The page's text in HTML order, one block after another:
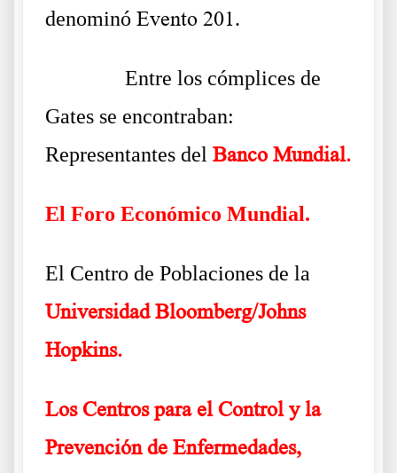
denominó Evento 201.
Entre los cómplices de
Gates se encontraban:
Representantes del Banco Mundial.
El Foro Económico Mundial.
El Centro de Poblaciones de la
Universidad Bloomberg/Johns
Hopkins.
Los Centros para el Control y la
Prevención de Enfermedades,